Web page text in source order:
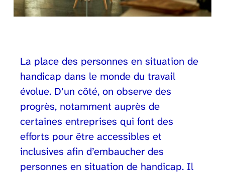
La place des personnes en situation de
handicap dans le monde du travail
évolue. D’un côté, on observe des
progrès, notamment auprès de
certaines entreprises qui font des
efforts pour être accessibles et
inclusives afin d’embaucher des
personnes en situation de handicap. Il